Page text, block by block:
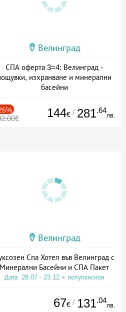
Велинград
СПА оферта 3=4: Велинград -
изхранване и минерални
басейни
144€ / 281.64
лв.
Велинград
Спа Хотел във Велинград с
Минерални Басейни и СПА Пакет
Дата: 28.07 - 23.12 + полупансион
67€ / 131.04
лв.